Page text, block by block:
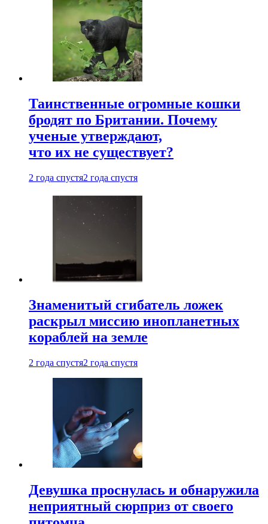
Таинственные огромные кошки
бродят по Британии. Почему
ученые утверждают,
что их не существует?
2 года спустя2 года спустя
Знаменитый сгибатель ложек
раскрыл миссию инопланетных
кораблей на земле
2 года спустя2 года спустя
Девушка проснулась и обнаружила
неприятный сюрприз от своего